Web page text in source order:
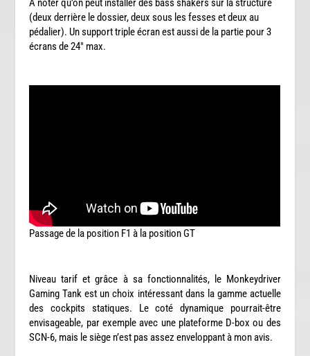
A noter qu’on peut installer des bass shakers sur la structure
(deux derrière le dossier, deux sous les fesses et deux au
pédalier). Un supporttriple écran est aussi de la partie pour 3
écrans de 24″ max.
Passage de la position F1 à la position GT
Niveau tarif et grâce à sa fonctionnalités, le Monkeydriver
Gaming Tank est un choix intéressant dans la gamme actuelle
des cockpits statiques. Le coté dynamique pourrait-être
envisageable, par exemple avec une plateforme D-box ou des
SCN-6, mais le siège n’est pas assez enveloppant à mon avis.